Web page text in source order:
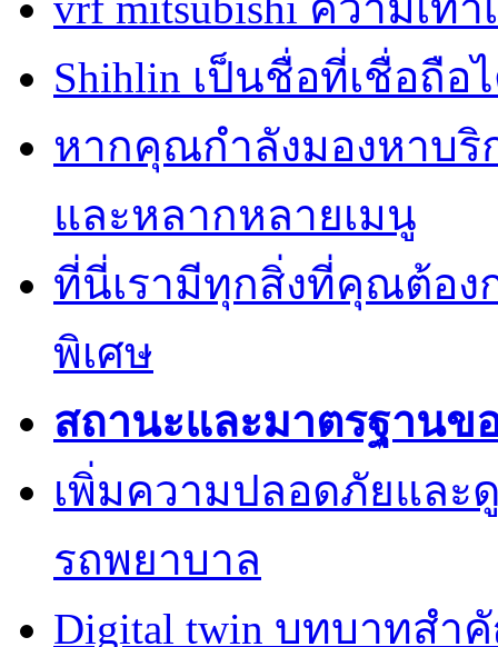
Shihlin เป็นชื่อที่เชื่อถือ
หากคุณกำลังมองหาบ
และหลากหลายเมนู
ที่นี่เรามีทุกสิ่งที่คุณต้อง
พิเศษ
สถานะและมาตรฐานข
เพิ่มความปลอดภัยแล
รถพยาบาล
Digital twin บทบาทสำ